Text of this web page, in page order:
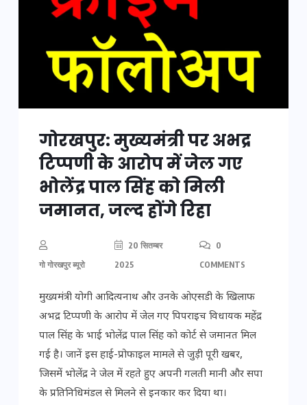
गोरखपुर: मुख्यमंत्री पर अभद्र
टिप्पणी के आरोप में जेल गए
भोलेंद्र पाल सिंह को मिली
जमानत, जल्द होंगे रिहा
गो गोरखपुर ब्यूरो
20 सितम्बर
2025
0
COMMENTS
मुख्यमंत्री योगी आदित्यनाथ और उनके ओएसडी के खिलाफ
अभद्र टिप्पणी के आरोप में जेल गए पिपराइच विधायक महेंद्र
पाल सिंह के भाई भोलेंद्र पाल सिंह को कोर्ट से जमानत मिल
गई है। जानें इस हाई-प्रोफाइल मामले से जुड़ी पूरी खबर,
जिसमें भोलेंद्र ने जेल में रहते हुए अपनी गलती मानी और सपा
के प्रतिनिधिमंडल से मिलने से इनकार कर दिया था।